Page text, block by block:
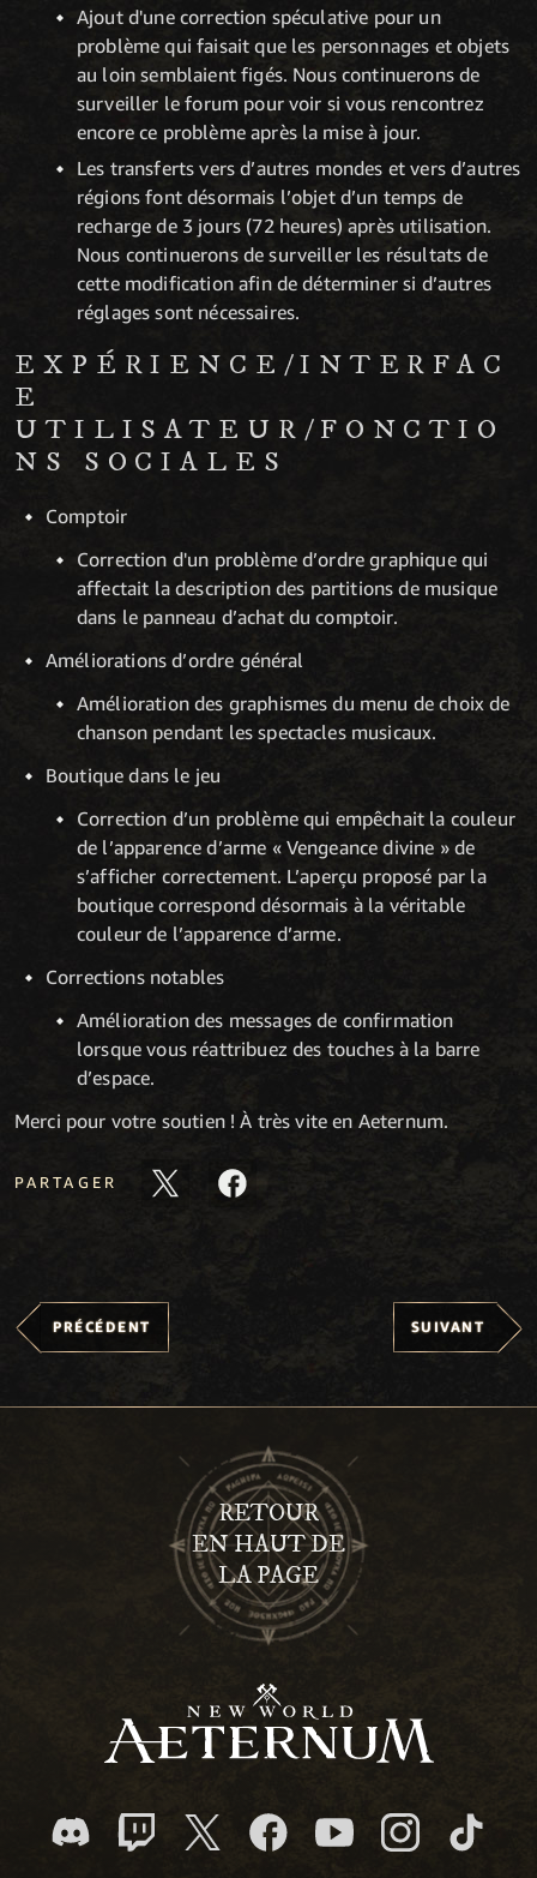
Ajout d'une correction spéculative pour un
problème qui faisait que les personnages et objets
au loin semblaient figés. Nous continuerons de
surveiller le forum pour voir si vous rencontrez
encore ce problème après la mise à jour.
Les transferts vers d’autres mondes et vers d’autres
régions font désormais l’objet d’un temps de
recharge de 3 jours (72 heures) après utilisation.
Nous continuerons de surveiller les résultats de
cette modification afin de déterminer si d’autres
réglages sont nécessaires.
EXPÉRIENCE/INTERFAC
E
UTILISATEUR/FONCTIO
NS SOCIALES
Comptoir
Correction d'un problème d’ordre graphique qui
affectait la description des partitions de musique
dans le panneau d’achat du comptoir.
Améliorations d’ordre général
Amélioration des graphismes du menu de choix de
chanson pendant les spectacles musicaux.
Boutique dans le jeu
Correction d’un problème qui empêchait la couleur
de l’apparence d’arme « Vengeance divine » de
s’afficher correctement. L’aperçu proposé par la
boutique correspond désormais à la véritable
couleur de l’apparence d’arme.
Corrections notables
Amélioration des messages de confirmation
lorsque vous réattribuez des touches à la barre
d’espace.
Merci pour votre soutien ! À très vite en Aeternum.
PARTAGER
PRÉCÉDENT SUIVANT
RETOUR
EN HAUT DE
LA PAGE